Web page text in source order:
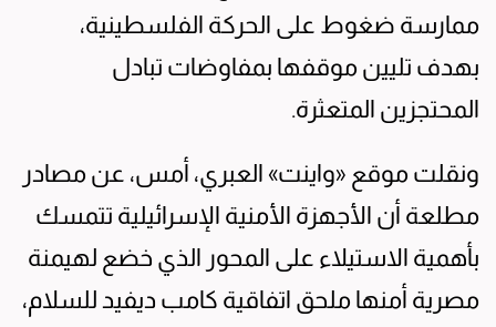
ممارسة ضغوط على الحركة الفلسطينية،
بهدف تليين موقفها بمفاوضات تبادل
المحتجزين المتعثرة.
ونقلت موقع «واينت» العبري، أمس، عن مصادر
مطلعة أن الأجهزة الأمنية الإسرائيلية تتمسك
بأهمية الاستيلاء على المحور الذي خضع لهيمنة
مصرية أمنها ملحق اتفاقية كامب ديفيد للسلام،